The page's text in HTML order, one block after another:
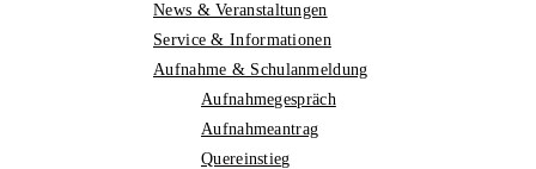
News & Veranstaltungen
Service & Informationen
Aufnahme & Schulanmeldung
Aufnahmegespräch
Aufnahmeantrag
Quereinstieg